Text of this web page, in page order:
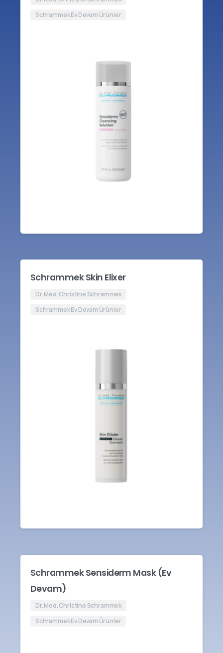
Schrammek Ev Devam Ürünler
Schrammek Skin Elixer
Dr. Med. Christine Schrammek
Schrammek Ev Devam Ürünler
Schrammek Sensiderm Mask (Ev
Devam)
Dr. Med. Christine Schrammek
Schrammek Ev Devam Ürünler